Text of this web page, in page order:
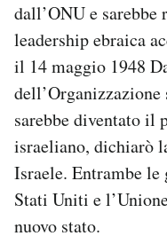
dall’ONU e
leadership ebraica
il 14 maggio 1948
sarebbe diventato
israeliano, dichiarò
Israele. Entrambe
Stati Uniti e
nuovo stato.